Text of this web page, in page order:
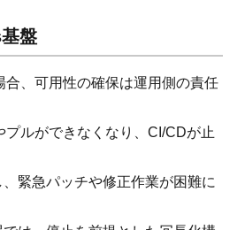
盤
、可用性の確保は運用側の責任
ルができなくなり、CI/CDが止
緊急パッチや修正作業が困難に